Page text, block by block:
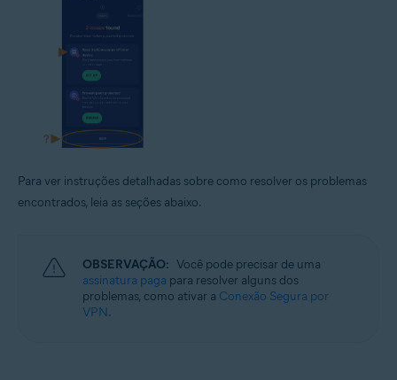
Para ver instruções detalhadas sobre como resolver os problemas
encontrados, leia as seções abaixo.
OBSERVAÇÃO: Você pode precisar de uma
assinatura paga para resolver alguns dos
problemas, como ativar a Conexão Segura por
VPN.